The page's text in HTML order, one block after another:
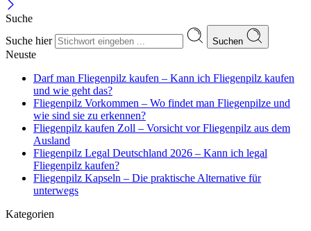
Suche
Suche hier
Suchen
Neuste
Darf man Fliegenpilz kaufen – Kann ich Fliegenpilz kaufen
und wie geht das?
Fliegenpilz Vorkommen – Wo findet man Fliegenpilze und
wie sind sie zu erkennen?
Fliegenpilz kaufen Zoll – Vorsicht vor Fliegenpilz aus dem
Ausland
Fliegenpilz Legal Deutschland 2026 – Kann ich legal
Fliegenpilz kaufen?
Fliegenpilz Kapseln – Die praktische Alternative für
unterwegs
Kategorien